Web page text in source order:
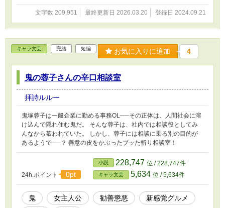
り』のスピンオフです。 ※章毎に書き上がったら投稿する形式を
とってます。
文字数 209,951 最終更新日 2026.03.20 登録日 2024.09.21
キャラ文芸 完結 短編 お気に入りに追加 4
鬼の蓉子さんの辛口相談室
拝詩ルルー
鬼塚蓉子は一般企業に勤める事務OL──その正体は、人間社会に溶
け込んで隠れ住む鬼だ。 そんな蓉子は、社内では相談役としてみ
んなから慕われていた。 しかし、蓉子には相談に乗る別の目的が
あるようで──？ 善意の皮をかぶったブッた斬り相談室！
24h.ポイント 0pt
小説 228,747 位 / 228,747件
キャラ文芸 5,634 位 / 5,634件
鬼 女主人公 勧善懲悪
新感覚グルメ